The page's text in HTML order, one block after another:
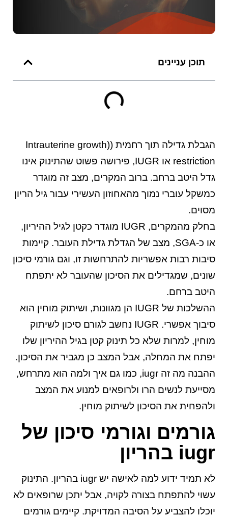
תוכן עניינים
הגבלת גדילה תוך רחמית ((Intrauterine growth
restriction או IUGR, פירושה פשוט שהתינוק אינו
גדל היטב ברחב. ברוב המקרים, מצב זה מוגדר
כמשקל עוברי נמוך מהאחוזון העשירי עבור גיל הריון
מסוים.
בחלק מהמקרים, IUGR מוגדר כקטן לגיל ההיריון,
או כ-SGA, מצב של הגדלת גדילת העובר. קיימות
סיבות רבות אפשריות להתרחשות זו, וגם גורמי סיכון
שונים, שמגדילים את הסיכון שהעובר לא יתפתח
היטב ברחם.
ההשלכות של IUGR הן מגוונות, ושיתוק מוחין הוא
סיבוך אפשרי. IUGR נחשב לגורם סיכון לשיתוק
מוחין, למרות שלא כל תינוק קטן בגיל ההיריון שלו
יפתח את המחלה, אבל המצב כן מגביר את הסיכון.
ההבנה מה זה iugr, כמו גם איך ולמה הוא מתרחש,
מסייעת לנשים הרו ולרופאים למנוע את המצב
ולהפחית את הסיכון לשיתוק מוחין.
גורמים וגורמי סיכון של
iugr בהריון
לא תמיד ידוע למה לאישה יש iugr בהריון. התינוק
עשוי להתפתח בצורה לקויה, אבל יתכן שרופאים לא
יוכלו להצביע על הסיבה המדויקת. קיימים גורמים